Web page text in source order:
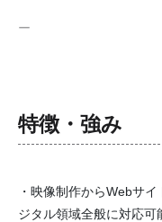
ー
特徴・強み
・映像制作からWebサ
ジタル領域全般に対応可